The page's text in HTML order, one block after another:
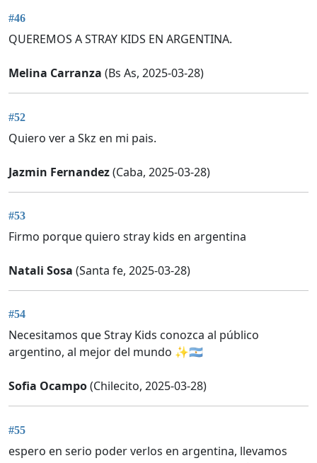
#46
QUEREMOS A STRAY KIDS EN ARGENTINA.
Melina Carranza (Bs As, 2025-03-28)
#52
Quiero ver a Skz en mi pais.
Jazmin Fernandez(Caba, 2025-03-28)
#53
Firmo porque quiero stray kids en argentina
Natali Sosa (Santa fe, 2025-03-28)
#54
Necesitamos que Stray Kids conozca al público
argentino, al mejor del mundo ✨️🇦🇷
Sofia Ocampo(Chilecito, 2025-03-28)
#55
espero en serio poder verlos en argentina, llevamos